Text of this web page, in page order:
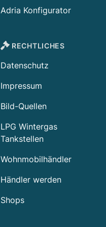
Adria Konfigurator
RECHTLICHES
Datenschutz
Impressum
Bild-Quellen
LPG Wintergas
Tankstellen
Wohnmobilhändler
Händler werden
Shops